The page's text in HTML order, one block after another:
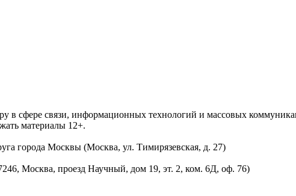
в сфере связи, информационных технологий и массовых
материалы 12+.
города Москвы (Москва, ул. Тимирязевская, д. 27)
Москва, проезд Научный, дом 19, эт. 2, ком. 6Д, оф. 76)